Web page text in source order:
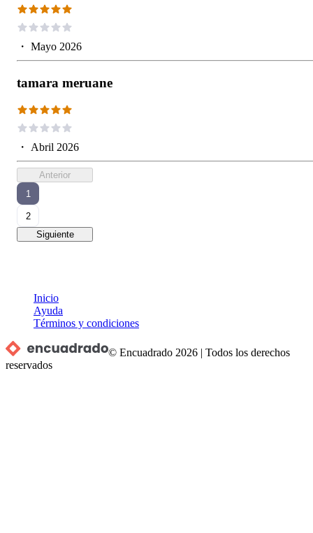
・ Mayo 2026
tamara meruane
・ Abril 2026
Anterior
1
2
Siguiente
Inicio
Ayuda
Términos y condiciones
© Encuadrado 2026 |Todos los derechos
reservados